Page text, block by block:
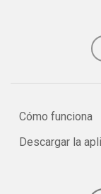
Cómo funciona
Descargar la